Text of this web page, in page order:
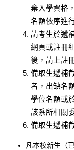
棄入學資格
名額依序進
請考生於遞
網頁或註冊
後，請上註
備取生遞補
者，出缺名
學位名額或
該系所相關
備取生遞補
凡本校新生（